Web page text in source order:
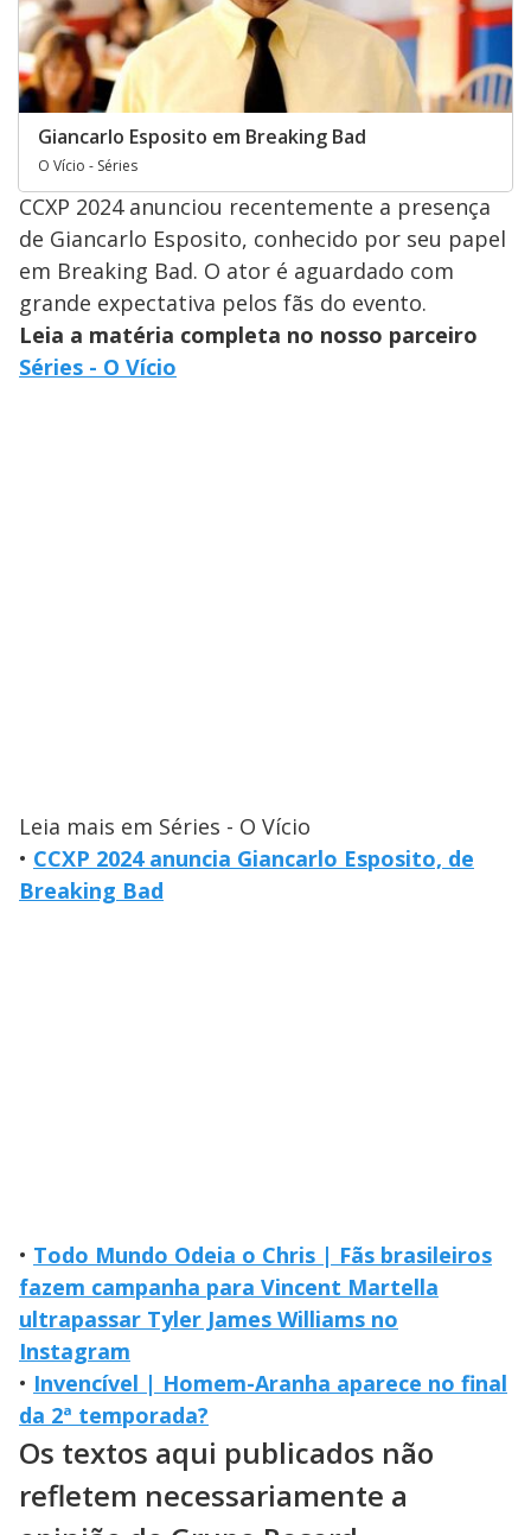
Giancarlo Esposito em Breaking Bad
O Vício - Séries
CCXP 2024 anunciou recentemente a presença
de Giancarlo Esposito, conhecido por seu papel
em Breaking Bad. O ator é aguardado com
grande expectativa pelos fãs do evento.
Leia a matéria completa no nosso parceiro
Séries - O Vício
Leia mais em Séries - O Vício
• CCXP 2024 anuncia Giancarlo Esposito, de
Breaking Bad
• Todo Mundo Odeia o Chris | Fãs brasileiros
fazem campanha para Vincent Martella
ultrapassar Tyler James Williams no
Instagram
• Invencível | Homem-Aranha aparece no final
da 2ª temporada?
Os textos aqui publicados não
refletem necessariamente a